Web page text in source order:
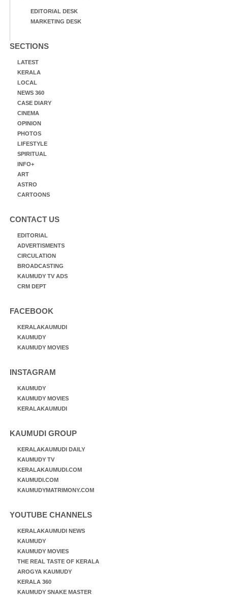
EDITORIAL DESK
MARKETING DESK
SECTIONS
LATEST
KERALA
LOCAL
NEWS 360
CASE DIARY
CINEMA
OPINION
PHOTOS
LIFESTYLE
SPIRITUAL
INFO+
ART
ASTRO
CARTOONS
CONTACT US
EDITORIAL
ADVERTISMENTS
CIRCULATION
BROADCASTING
KAUMUDY TV ADS
CRM DEPT
FACEBOOK
KERALAKAUMUDI
KAUMUDY
KAUMUDY MOVIES
INSTAGRAM
KAUMUDY
KAUMUDY MOVIES
KERALAKAUMUDI
KAUMUDI GROUP
KERALAKAUMUDI DAILY
KAUMUDY TV
KERALAKAUMUDI.COM
KAUMUDI.COM
KAUMUDYMATRIMONY.COM
YOUTUBE CHANNELS
KERALAKAUMUDI NEWS
KAUMUDY
KAUMUDY MOVIES
THE REAL TASTE OF KERALA
AROGYA KAUMUDY
KERALA 360
KAUMUDY SNAKE MASTER